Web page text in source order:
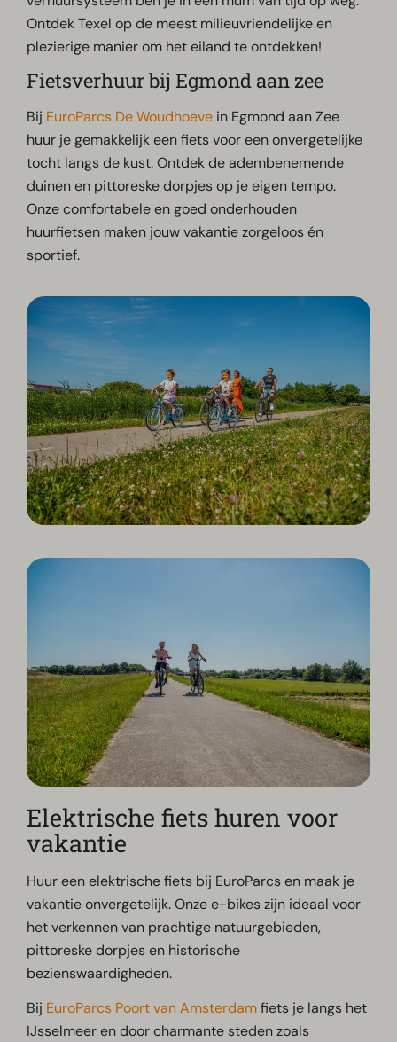
Ontdek Texel op de meest milieuvriendelijke en
plezierige manier om het eiland te ontdekken!
Fietsverhuur bij Egmond aan zee
Bij EuroParcs De Woudhoeve in Egmond aan Zee
huur je gemakkelijk een fiets voor een onvergetelijke
tocht langs de kust. Ontdek de adembenemende
duinen en pittoreske dorpjes op je eigen tempo.
Onze comfortabele en goed onderhouden
huurfietsen maken jouw vakantie zorgeloos én
sportief.
Elektrische fiets huren voor
vakantie
Huur een elektrische fiets bij EuroParcs en maak je
vakantie onvergetelijk. Onze e-bikes zijn ideaal voor
het verkennen van prachtige natuurgebieden,
pittoreske dorpjes en historische
bezienswaardigheden.
Bij EuroParcs Poort van Amsterdamfiets je langs het
IJsselmeer en door charmante steden zoals